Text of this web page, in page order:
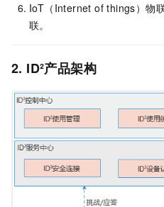
IoT（Internet of things）物
联。
2. ID²产品架构